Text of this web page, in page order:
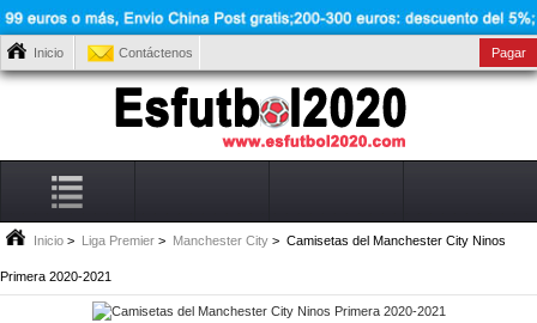
Inicio Contáctenos Pagar
Inicio > Liga Premier > Manchester City > Camisetas del Manchester City Ninos
Primera 2020-2021